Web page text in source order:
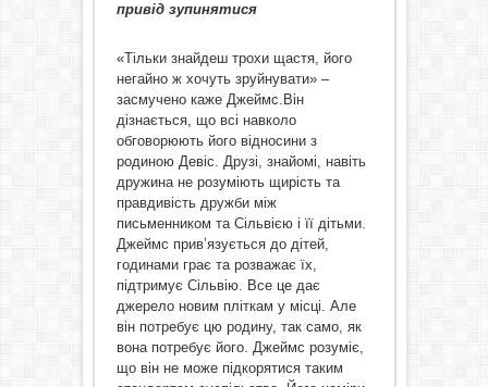
привід зупинятися
«Тільки знайдеш трохи щастя, його
негайно ж хочуть зруйнувати» –
засмучено каже Джеймс.Він
дізнається, що всі навколо
обговорюють його відносини з
родиною Девіс. Друзі, знайомі, навіть
дружина не розуміють щирість та
правдивість дружби між
письменником та Сільвією і її дітьми.
Джеймс прив’язується до дітей,
годинами грає та розважає їх,
підтримує Сільвію. Все це дає
джерело новим пліткам у місці. Але
він потребує цю родину, так само, як
вона потребує його. Джеймс розуміє,
що він не може підкорятися таким